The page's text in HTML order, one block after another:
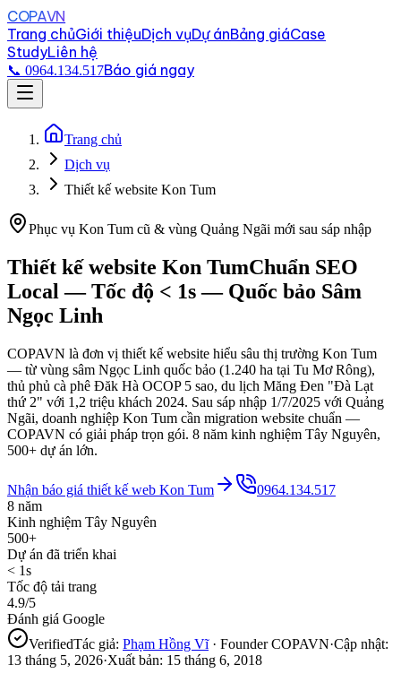
COPAVN
Trang chủGiới thiệuDịch vụDự ánBảng giáCase
StudyLiên hệ
📞 0964.134.517Báo giá ngay
Trang chủ
Dịch vụ
Thiết kế website Kon Tum
Phục vụ Kon Tum cũ & vùng Quảng Ngãi mới sau sáp nhập
Thiết kế website Kon TumChuẩn SEO
Local — Tốc độ < 1s — Quốc bảo Sâm
Ngọc Linh
COPAVN là đơn vị thiết kế website hiểu sâu thị trường Kon Tum
— từ vùng sâm Ngọc Linh quốc bảo (1.240 ha tại Tu Mơ Rông),
thủ phủ cà phê Đăk Hà OCOP 5 sao, du lịch Măng Đen "Đà Lạt
thứ 2" với 1,2 triệu khách 2024. Sau sáp nhập 1/7/2025 với Quảng
Ngãi, doanh nghiệp Kon Tum cần migration website chuẩn —
COPAVN có giải pháp trọn gói. 8 năm kinh nghiệm Tây Nguyên,
500+ dự án lớn.
Nhận báo giá thiết kế web Kon Tum
0964.134.517
8 năm
Kinh nghiệm Tây Nguyên
500+
Dự án đã triển khai
< 1s
Tốc độ tải trang
4.9/5
Đánh giá Google
VerifiedTác giả: Phạm Hồng Vĩ · Founder COPAVN·Cập nhật:
13 tháng 5, 2026·Xuất bản: 15 tháng 6, 2018